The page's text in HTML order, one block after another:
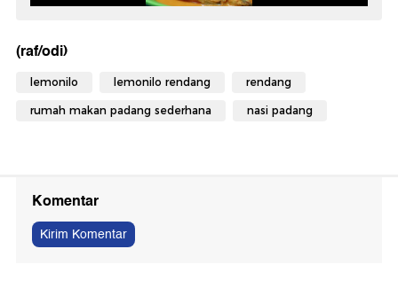
(raf/odi)
lemonilo lemonilo rendang rendang
rumah makan padang sederhana nasi padang
Komentar
Kirim Komentar